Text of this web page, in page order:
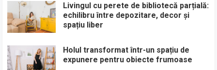
Livingul cu perete de bibliotecă parțială:
echilibru între depozitare, decor și
spațiu liber
Holul transformat într-un spațiu de
expunere pentru obiecte frumoase